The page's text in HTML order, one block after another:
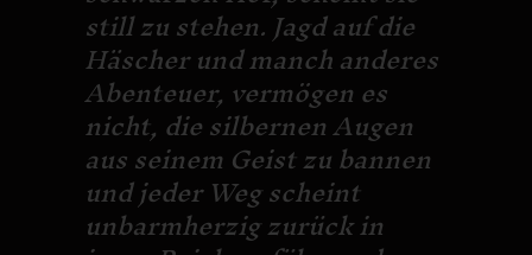
still zu stehen. Jagd auf die
Häscher und manch anderes
Abenteuer, vermögen es
nicht, die silbernen Augen
aus seinem Geist zu bannen
und jeder Weg scheint
unbarmherzig zurück in